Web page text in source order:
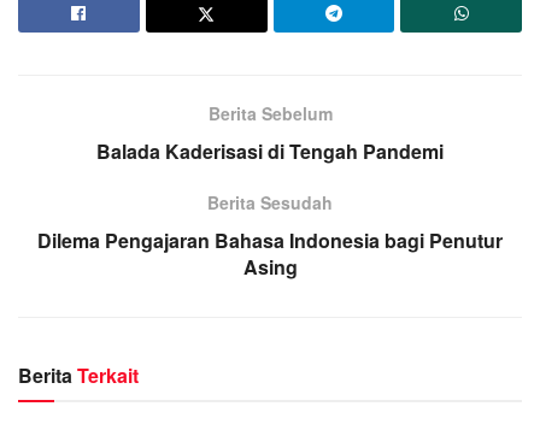
Berita Sebelum
Balada Kaderisasi di Tengah Pandemi
Berita Sesudah
Dilema Pengajaran Bahasa Indonesia bagi Penutur
Asing
Berita Terkait